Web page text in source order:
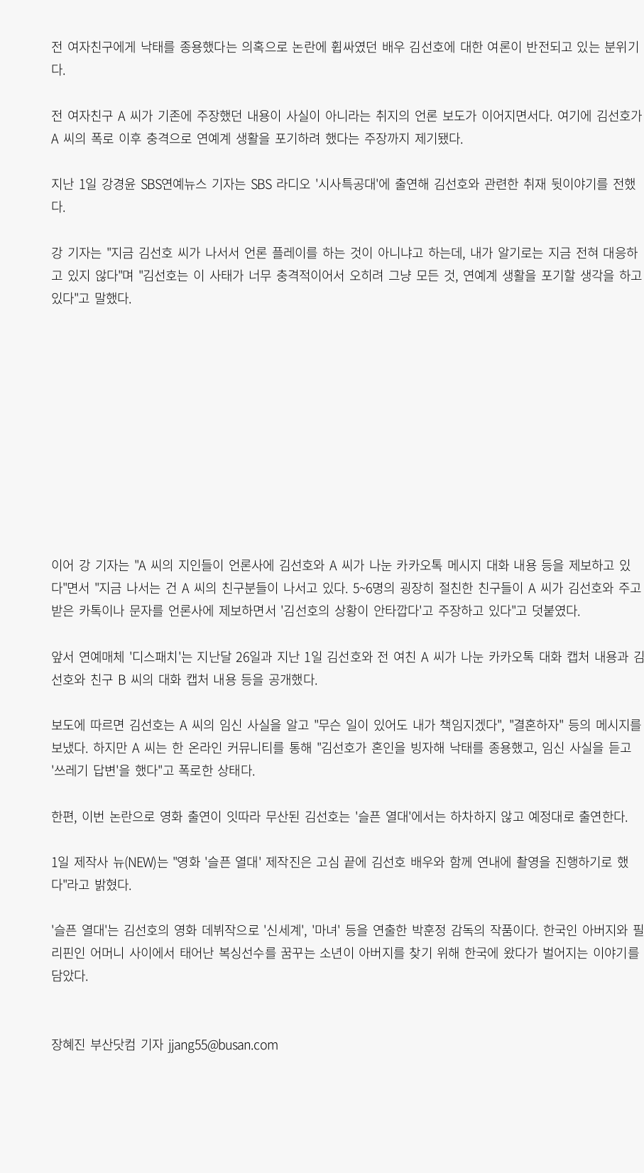
전 여자친구에게 낙태를 종용했다는 의혹으로 논란에 휩싸였던 배우 김선호에 대한 여론이 반전되고 있는 분위기
다.
전 여자친구 A 씨가 기존에 주장했던 내용이 사실이 아니라는 취지의 언론 보도가 이어지면서다. 여기에 김선호가
A 씨의 폭로 이후 충격으로 연예계 생활을 포기하려 했다는 주장까지 제기됐다.
지난 1일 강경윤 SBS연예뉴스 기자는 SBS 라디오 '시사특공대'에 출연해 김선호와 관련한 취재 뒷이야기를 전했
다.
강 기자는 "지금 김선호 씨가 나서서 언론 플레이를 하는 것이 아니냐고 하는데, 내가 알기로는 지금 전혀 대응하
고 있지 않다"며 "김선호는 이 사태가 너무 충격적이어서 오히려 그냥 모든 것, 연예계 생활을 포기할 생각을 하고
있다"고 말했다.
이어 강 기자는 "A 씨의 지인들이 언론사에 김선호와 A 씨가 나눈 카카오톡 메시지 대화 내용 등을 제보하고 있
다"면서 "지금 나서는 건 A 씨의 친구분들이 나서고 있다. 5~6명의 굉장히 절친한 친구들이 A 씨가 김선호와 주고
받은 카톡이나 문자를 언론사에 제보하면서 '김선호의 상황이 안타깝다'고 주장하고 있다"고 덧붙였다.
앞서 연예매체 '디스패치'는 지난달 26일과 지난 1일 김선호와 전 여친 A 씨가 나눈 카카오톡 대화 캡처 내용과 김
선호와 친구 B 씨의 대화 캡처 내용 등을 공개했다.
보도에 따르면 김선호는 A 씨의 임신 사실을 알고 "무슨 일이 있어도 내가 책임지겠다", "결혼하자" 등의 메시지를
보냈다. 하지만 A 씨는 한 온라인 커뮤니티를 통해 "김선호가 혼인을 빙자해 낙태를 종용했고, 임신 사실을 듣고
'쓰레기 답변'을 했다"고 폭로한 상태다.
한편, 이번 논란으로 영화 출연이 잇따라 무산된 김선호는 '슬픈 열대'에서는 하차하지 않고 예정대로 출연한다.
1일 제작사 뉴(NEW)는 "영화 '슬픈 열대' 제작진은 고심 끝에 김선호 배우와 함께 연내에 촬영을 진행하기로 했
다"라고 밝혔다.
'슬픈 열대'는 김선호의 영화 데뷔작으로 '신세계', '마녀' 등을 연출한 박훈정 감독의 작품이다. 한국인 아버지와 필
리핀인 어머니 사이에서 태어난 복싱선수를 꿈꾸는 소년이 아버지를 찾기 위해 한국에 왔다가 벌어지는 이야기를
담았다.
장혜진 부산닷컴 기자 jjang55@busan.com